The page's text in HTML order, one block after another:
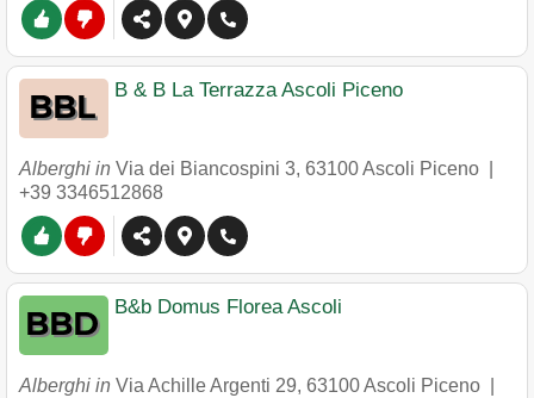
B & B La Terrazza Ascoli Piceno
Alberghi in Via dei Biancospini 3, 63100Ascoli Piceno
+39 3346512868
B&b Domus Florea Ascoli
Alberghi in Via Achille Argenti 29, 63100Ascoli Piceno